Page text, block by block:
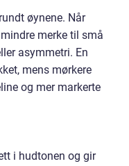
øynene. Når
merke til små
asymmetri. En
mens mørkere
og mer markerte
i hudtonen og gir